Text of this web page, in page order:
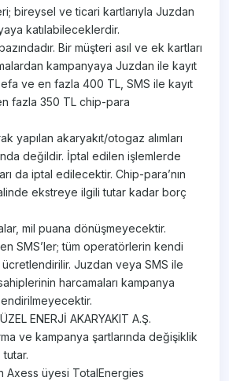
bireysel ve ticari kartlarıyla Juzdan
katılabileceklerdir.
Bir müşteri asıl ve ek kartları
kampanyaya Juzdan ile kayıt
ve en fazla 400 TL, SMS ile kayıt
fazla 350 TL chip-para
yapılan akaryakıt/otogaz alımları
değildir. İptal edilen işlemlerde
da iptal edilecektir. Chip-para’nın
ekstreye ilgili tutar kadar borç
mil puana dönüşmeyecektir.
SMS’ler; tüm operatörlerin kendi
Juzdan veya SMS ile
harcamaları kampanya
ENERJİ AKARYAKIT A.Ş.
ve kampanya şartlarında değişiklik
tutar.
Axess üyesi TotalEnergies